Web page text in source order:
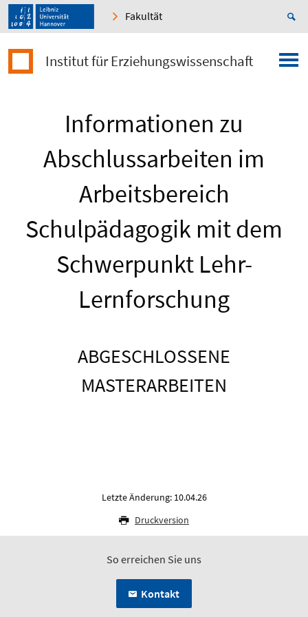
Fakultät
Institut für Erziehungswissenschaft
Informationen zu
Abschlussarbeiten im
Arbeitsbereich
Schulpädagogik mit dem
Schwerpunkt Lehr-
Lernforschung
ABGESCHLOSSENE
MASTERARBEITEN
Letzte Änderung: 10.04.26
Druckversion
So erreichen Sie uns
Kontakt